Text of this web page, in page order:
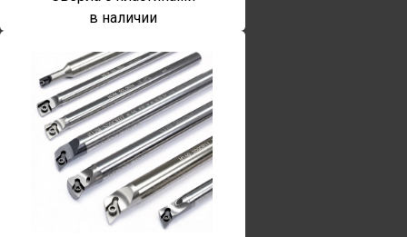
в наличии